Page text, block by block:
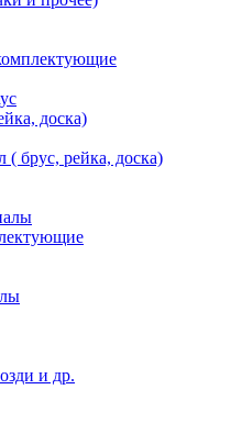
доска)
( брус, рейка, доска)
и др.